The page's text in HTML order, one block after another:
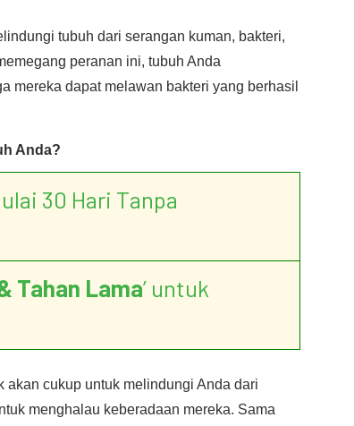
tubuh dari serangan kuman, bakteri,
peranan ini, tubuh Anda
mereka dapat melawan bakteri yang berhasil
Anda?
30 Hari Tanpa
Tahan Lama’ untuk
akan cukup untuk melindungi Anda dari
menghalau keberadaan mereka. Sama